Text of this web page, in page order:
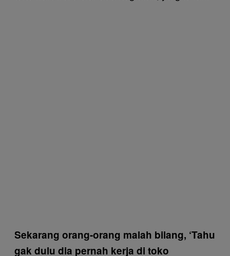
Sekarang orang-orang malah bilang, ‘Tahu
gak dulu dia pernah kerja di toko